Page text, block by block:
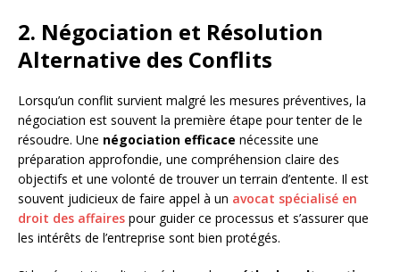
2. Négociation et Résolution
Alternative des Conflits
Lorsqu’un conflit survient malgré les mesures préventives, la
négociation est souvent la première étape pour tenter de le
résoudre. Une négociation efficace nécessite une
préparation approfondie, une compréhension claire des
objectifs et une volonté de trouver un terrain d’entente. Il est
souvent judicieux de faire appel à un avocat spécialisé en
droit des affaires pour guider ce processus et s’assurer que
les intérêts de l’entreprise sont bien protégés.